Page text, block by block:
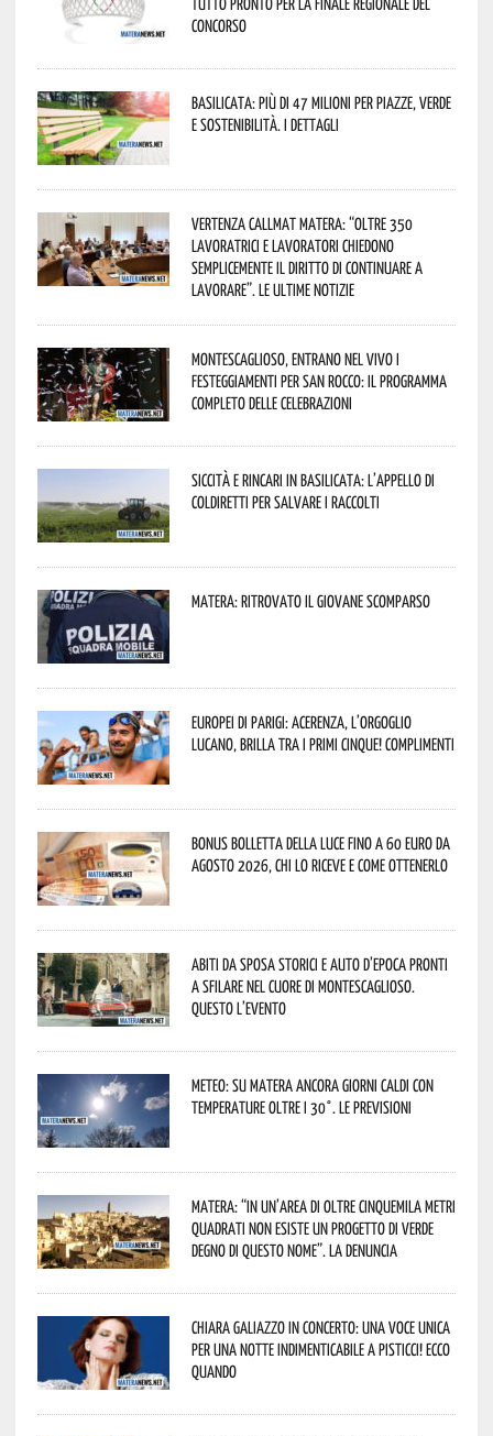
concorso
Basilicata: più di 47 milioni per piazze, verde
e sostenibilità. I dettagli
Vertenza CallMat Matera: “Oltre 350
lavoratrici e lavoratori chiedono
semplicemente il diritto di continuare a
lavorare”. Le ultime notizie
Montescaglioso, entrano nel vivo i
festeggiamenti per San Rocco: il programma
completo delle celebrazioni
Siccità e rincari in Basilicata: l’appello di
Coldiretti per salvare i raccolti
Matera: ritrovato il giovane scomparso
Europei di Parigi: Acerenza, l’orgoglio
lucano, brilla tra i primi cinque! Complimenti
Bonus bolletta della luce fino a 60 euro da
agosto 2026, chi lo riceve e come ottenerlo
Abiti da sposa storici e auto d’epoca pronti
a sfilare nel cuore di Montescaglioso.
Questo l’evento
Meteo: su Matera ancora giorni caldi con
temperature oltre i 30°. Le previsioni
Matera: “In un’area di oltre cinquemila metri
quadrati non esiste un progetto di verde
degno di questo nome”. La denuncia
Chiara Galiazzo in concerto: una voce unica
per una notte indimenticabile a Pisticci! Ecco
quando